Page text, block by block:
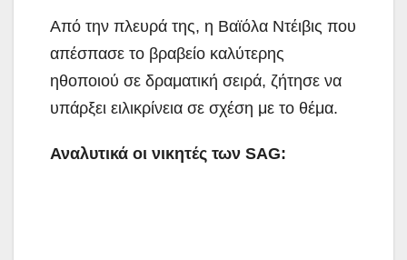
Από την πλευρά της, η Βαϊόλα Ντέιβις που
απέσπασε το βραβείο καλύτερης
ηθοποιού σε δραματική σειρά, ζήτησε να
υπάρξει ειλικρίνεια σε σχέση με το θέμα.
Αναλυτικά οι νικητές των SAG: